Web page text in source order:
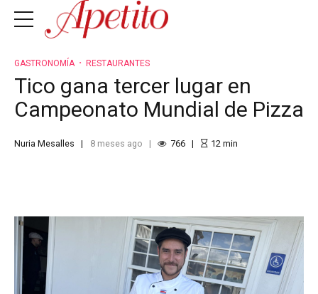
GASTRONOMÍA RESTAURANTES
Tico gana tercer lugar en
Campeonato Mundial de Pizza
Nuria Mesalles 8 meses ago 766 12 min